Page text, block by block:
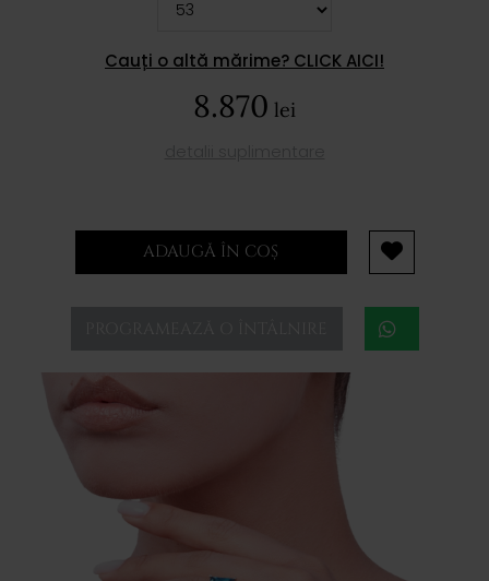
Cauți o altă mărime? CLICK AICI!
8.870 lei
ADAUGĂ ÎN COȘ